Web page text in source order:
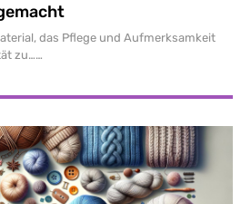
das Pflege und Aufmerksamkeit
zu…